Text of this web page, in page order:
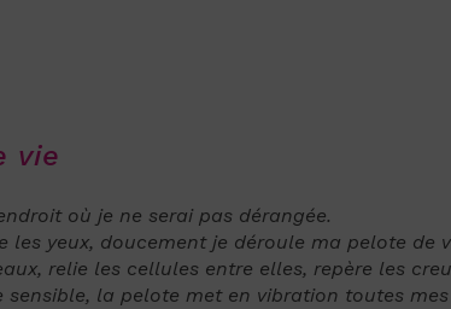
vie
où je ne serai pas dérangée.
yeux, doucement je déroule ma pelote de
relie les cellules entre elles, repère les
sensible, la pelote met en vibration toutes mes